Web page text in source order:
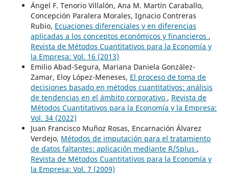
Ángel F. Tenorio Villalón, Ana M. Martín Caraballo,
Concepción Paralera Morales, Ignacio Contreras
Rubio, Ecuaciones diferenciales y en diferencias
aplicadas a los conceptos económicos y financieros ,
Revista de Métodos Cuantitativos para la Economía y
la Empresa: Vol. 16 (2013)
Emilio Abad-Segura, Mariana Daniela González-
Zamar, Eloy López-Meneses, El proceso de toma de
decisiones basado en métodos cuantitativos: análisis
de tendencias en el ámbito corporativo , Revista de
Métodos Cuantitativos para la Economía y la Empresa:
Vol. 34 (2022)
Juan Francisco Muñoz Rosas, Encarnación Álvarez
Verdejo, Métodos de imputación para el tratamiento
de datos faltantes: aplicación mediante R/Splus ,
Revista de Métodos Cuantitativos para la Economía y
la Empresa: Vol. 7 (2009)